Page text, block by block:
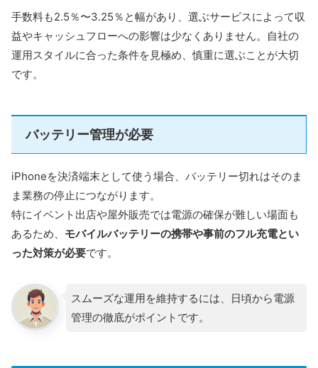
手数料も2.5％〜3.25％と幅があり、選ぶサービスによって収
益やキャッシュフローへの影響は少なくありません。自社の
運用スタイルに合った条件を見極め、慎重に選ぶことが大切
です。
バッテリー管理が必要
iPhoneを決済端末として使う場合、バッテリー切れはそのま
ま業務の停止につながります。
特にイベント出店や屋外販売では電源の確保が難しい場面も
あるため、 モバイルバッテリーの携帯や事前のフル充電とい
った対策が必要です。
スムーズな運用を維持するには、日頃から電源
管理の徹底がポイントです。